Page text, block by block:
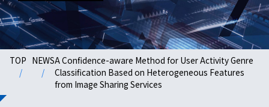
TOP NEWSA Confidence-aware Method for User Activity Genre
Classification Based on Heterogeneous Features
from Image Sharing Services